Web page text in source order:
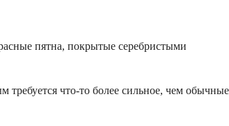
пятна, покрытые серебристыми
требуется что-то более сильное, чем обычные